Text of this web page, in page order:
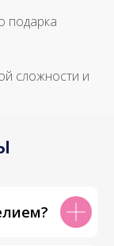
подарка
сложности и